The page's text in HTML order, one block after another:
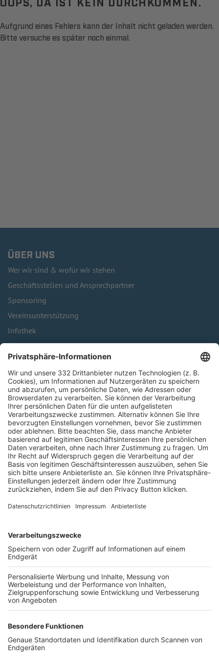
Aufgrund eines Fehlers kann der Inhalt nicht geladen werden.
Bitte versuche es später noch einmal.
ÜBER UNS
Wer wir sind & wofür wir stehen
Geschäftsstellen und Ansprechpartner
Sponsoring
Vereinsunterstützung
Infothek
Kontakt
HÄUFIG BESUCHTE SEITEN
Pässe und Vereinswechsel
Trainerausbildung
Schulungsangebot Vereinsmitarbeiter
BFV-Geschäftsstellen
Trainerbörse
Login SpielPlus
FOLGE DEM BFV
TOP-VEREINE
TOP-PARTNER